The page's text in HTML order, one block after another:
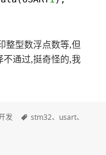
整型数浮点数等,但
通过,挺奇怪的,我
发
标
stm32、 usart、